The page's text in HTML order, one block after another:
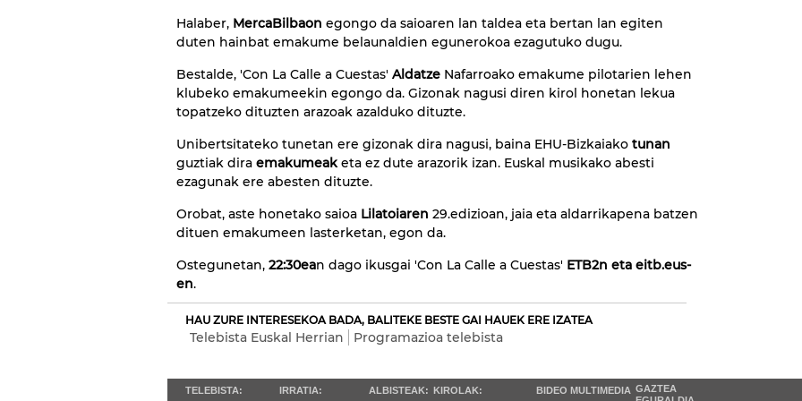
Halaber, MercaBilbaon egongo da saioaren lan taldea eta bertan lan egiten
duten hainbat emakume belaunaldien egunerokoa ezagutuko dugu.
Bestalde, 'Con La Calle a Cuestas' Aldatze Nafarroako emakume pilotarien lehen
klubeko emakumeekin egongo da. Gizonak nagusi diren kirol honetan lekua
topatzeko dituzten arazoak azalduko dituzte.
Unibertsitateko tunetan ere gizonak dira nagusi, baina EHU-Bizkaiako tunan
guztiak dira emakumeaketa ez dute arazorik izan. Euskal musikako abesti
ezagunak ere abesten dituzte.
Orobat, aste honetako saioa Lilatoiaren 29.edizioan, jaia eta aldarrikapena batzen
dituen emakumeen lasterketan, egon da.
Ostegunetan, 22:30ean dago ikusgai 'Con La Calle a Cuestas' ETB2n eta eitb.eus-
en.
HAU ZURE INTERESEKOA BADA, BALITEKE BESTE GAI HAUEK ERE IZATEA
Telebista Euskal Herrian Programazioa telebista
TELEBISTA:
IRRATIA:
ALBISTEAK: KIROLAK:
BIDEO MULTIMEDIA GAZTEA